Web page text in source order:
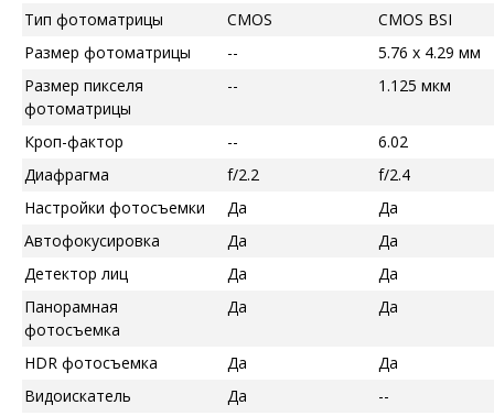
Тип фотоматрицы
CMOS
CMOS BSI
Размер фотоматрицы
--
5.76 x 4.29 мм
Размер пикселя
фотоматрицы
-- 1.125 мкм
Кроп-фактор --
6.02
Диафрагма
f/2.2
f/2.4
Настройки фотосъемки
Да
Да
Автофокусировка
Да
Да
Детектор лиц
Да
Да
Панорамная
фотосъемка
Да Да
HDR фотосъемка Да
Да
Видоискатель
Да
--